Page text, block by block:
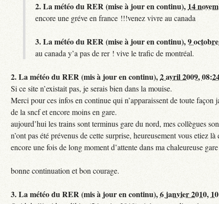
2.La météo du RER (mise à jour en continu), 14
encore une gréve en france !!!venez vivre au canada
3.La météo du RER (mise à jour en continu),9
au canada y’a pas de rer ! vive le trafic de montréal.
2.La météo du RER (mis à jour en continu),2 avril 2009,
Si ce site n’existait pas, je serais bien dans la mouise.
Merci pour ces infos en continue qui n’apparaissent de toute façon
de la sncf et encore moins en gare.
aujourd’hui les trains sont terminus gare du nord, mes collègues
n’ont pas été prévenus de cette surprise, heureusement vous etiez là
encore une fois de long moment d’attente dans ma chaleureuse
bonne continuation et bon courage.
3.La météo du RER (mis à jour en continu),6 janvier 2010,